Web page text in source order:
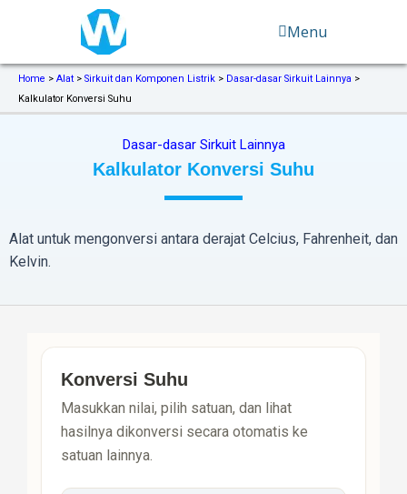
Menu
Home > Alat > Sirkuit dan Komponen Listrik > Dasar-dasar Sirkuit Lainnya >
Kalkulator Konversi Suhu
Dasar-dasar Sirkuit Lainnya
Kalkulator Konversi Suhu
Alat untuk mengonversi antara derajat Celcius, Fahrenheit, dan
Kelvin.
Konversi Suhu
Masukkan nilai, pilih satuan, dan lihat
hasilnya dikonversi secara otomatis ke
satuan lainnya.